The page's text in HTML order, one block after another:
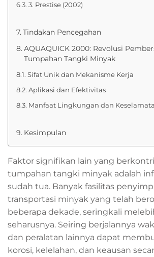
3. Prestise (2002)
Tindakan Pencegahan
AQUAQUICK 2000: Revolusi
Tumpahan Tangki Minyak
Sifat Unik dan Mekanisme Kerja
Aplikasi dan Efektivitas
Manfaat Lingkungan dan
Kesimpulan
Faktor signifikan lain yang
tumpahan tangki minyak adalah
sudah tua. Banyak fasilitas
transportasi minyak yang telah
beberapa dekade, seringkali
seharusnya. Seiring berjalannya
dan peralatan lainnya dapat
korosi, kelelahan, dan keausan